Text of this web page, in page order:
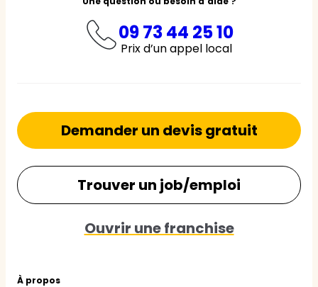
09 73 44 25 10
Prix d’un appel local
À propos
Demander un devis gratuit
Trouver un job/emploi
Ouvrir une franchise